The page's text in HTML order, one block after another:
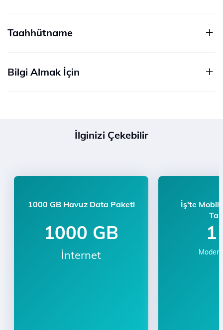
Taahhütname
Bilgi Almak İçin
İlginizi Çekebilir
1000 GB Havuz Data Paketi
1000 GB
İnternet
İş'te Mobil
1